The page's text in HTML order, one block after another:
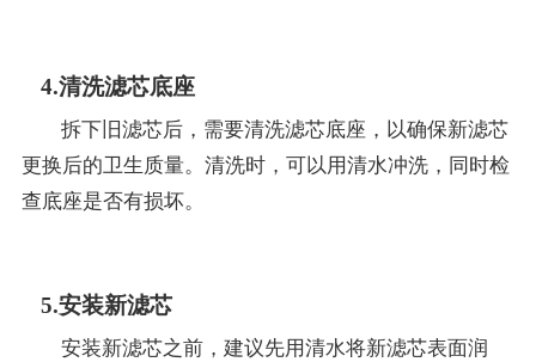
4.清洗滤芯底座
拆下旧滤芯后，需要清洗滤芯底座，以确保新滤芯
更换后的卫生质量。清洗时，可以用清水冲洗，同时检
查底座是否有损坏。
5.安装新滤芯
安装新滤芯之前，建议先用清水将新滤芯表面润